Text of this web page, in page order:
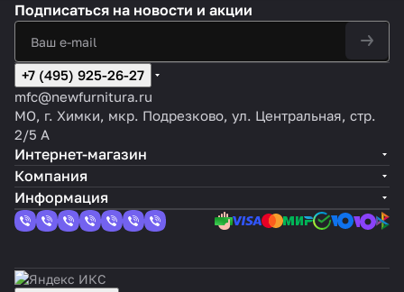
Подписаться на новости и акции
+7 (495) 925-26-27
mfc@newfurnitura.ru
МО, г. Химки, мкр. Подрезково, ул. Центральная, стр.
2/5 А
Интернет-магазин
Компания
Информация